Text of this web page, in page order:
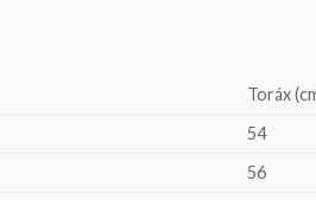
Toráx
54
56